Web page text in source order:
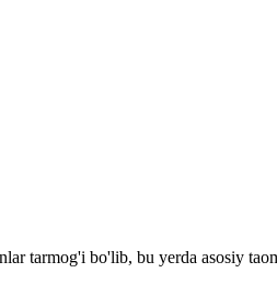
tarmog'i bo'lib, bu yerda asosiy